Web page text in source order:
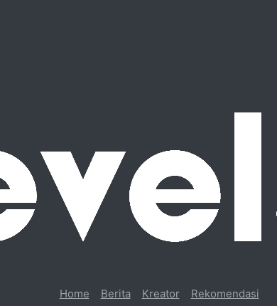
Home Berita Kreator Rekomendasi